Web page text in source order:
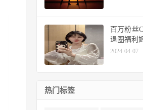
百万粉丝
退圈福利
2024-04-07
热门标签